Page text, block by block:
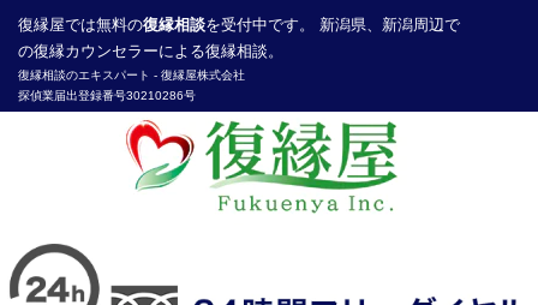
復縁屋では無料の復縁相談を受付中です。 新潟県、新潟周辺で
の復縁カウンセラーによる復縁相談。
復縁相談のエキスパート - 復縁屋株式会社
探偵業届出登録番号30210286号